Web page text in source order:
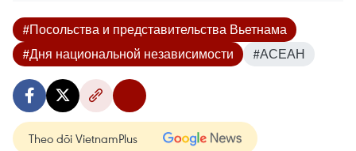
#Посольства и представительства Вьетнама
#Дня национальной независимости
#АСЕАН
Theo dõi VietnamPlus